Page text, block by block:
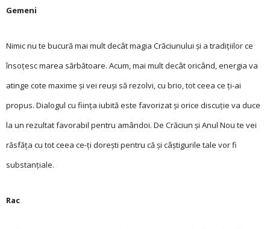
Gemeni
Nimic nu te bucură mai mult decât magia Crăciunului și a tradițiilor ce
însoțesc marea sărbătoare. Acum, mai mult decât oricând, energia va
atinge cote maxime și vei reuși să rezolvi, cu brio, tot ceea ce ți-ai
propus. Dialogul cu ființa iubită este favorizat și orice discuție va duce
la un rezultat favorabil pentru amândoi. De Crăciun și Anul Nou te vei
răsfăța cu tot ceea ce-ți dorești pentru că și câștigurile tale vor fi
substanțiale.
Rac